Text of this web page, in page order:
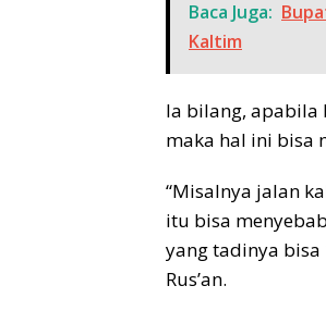
Baca Juga:
Kaltim
Ia bilang, apabila
maka hal ini bisa
“Misalnya jalan
itu bisa
yang tadinya bisa
Rus’an.